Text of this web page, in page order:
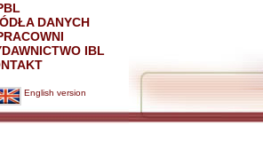
DANYCH
IBL
English version